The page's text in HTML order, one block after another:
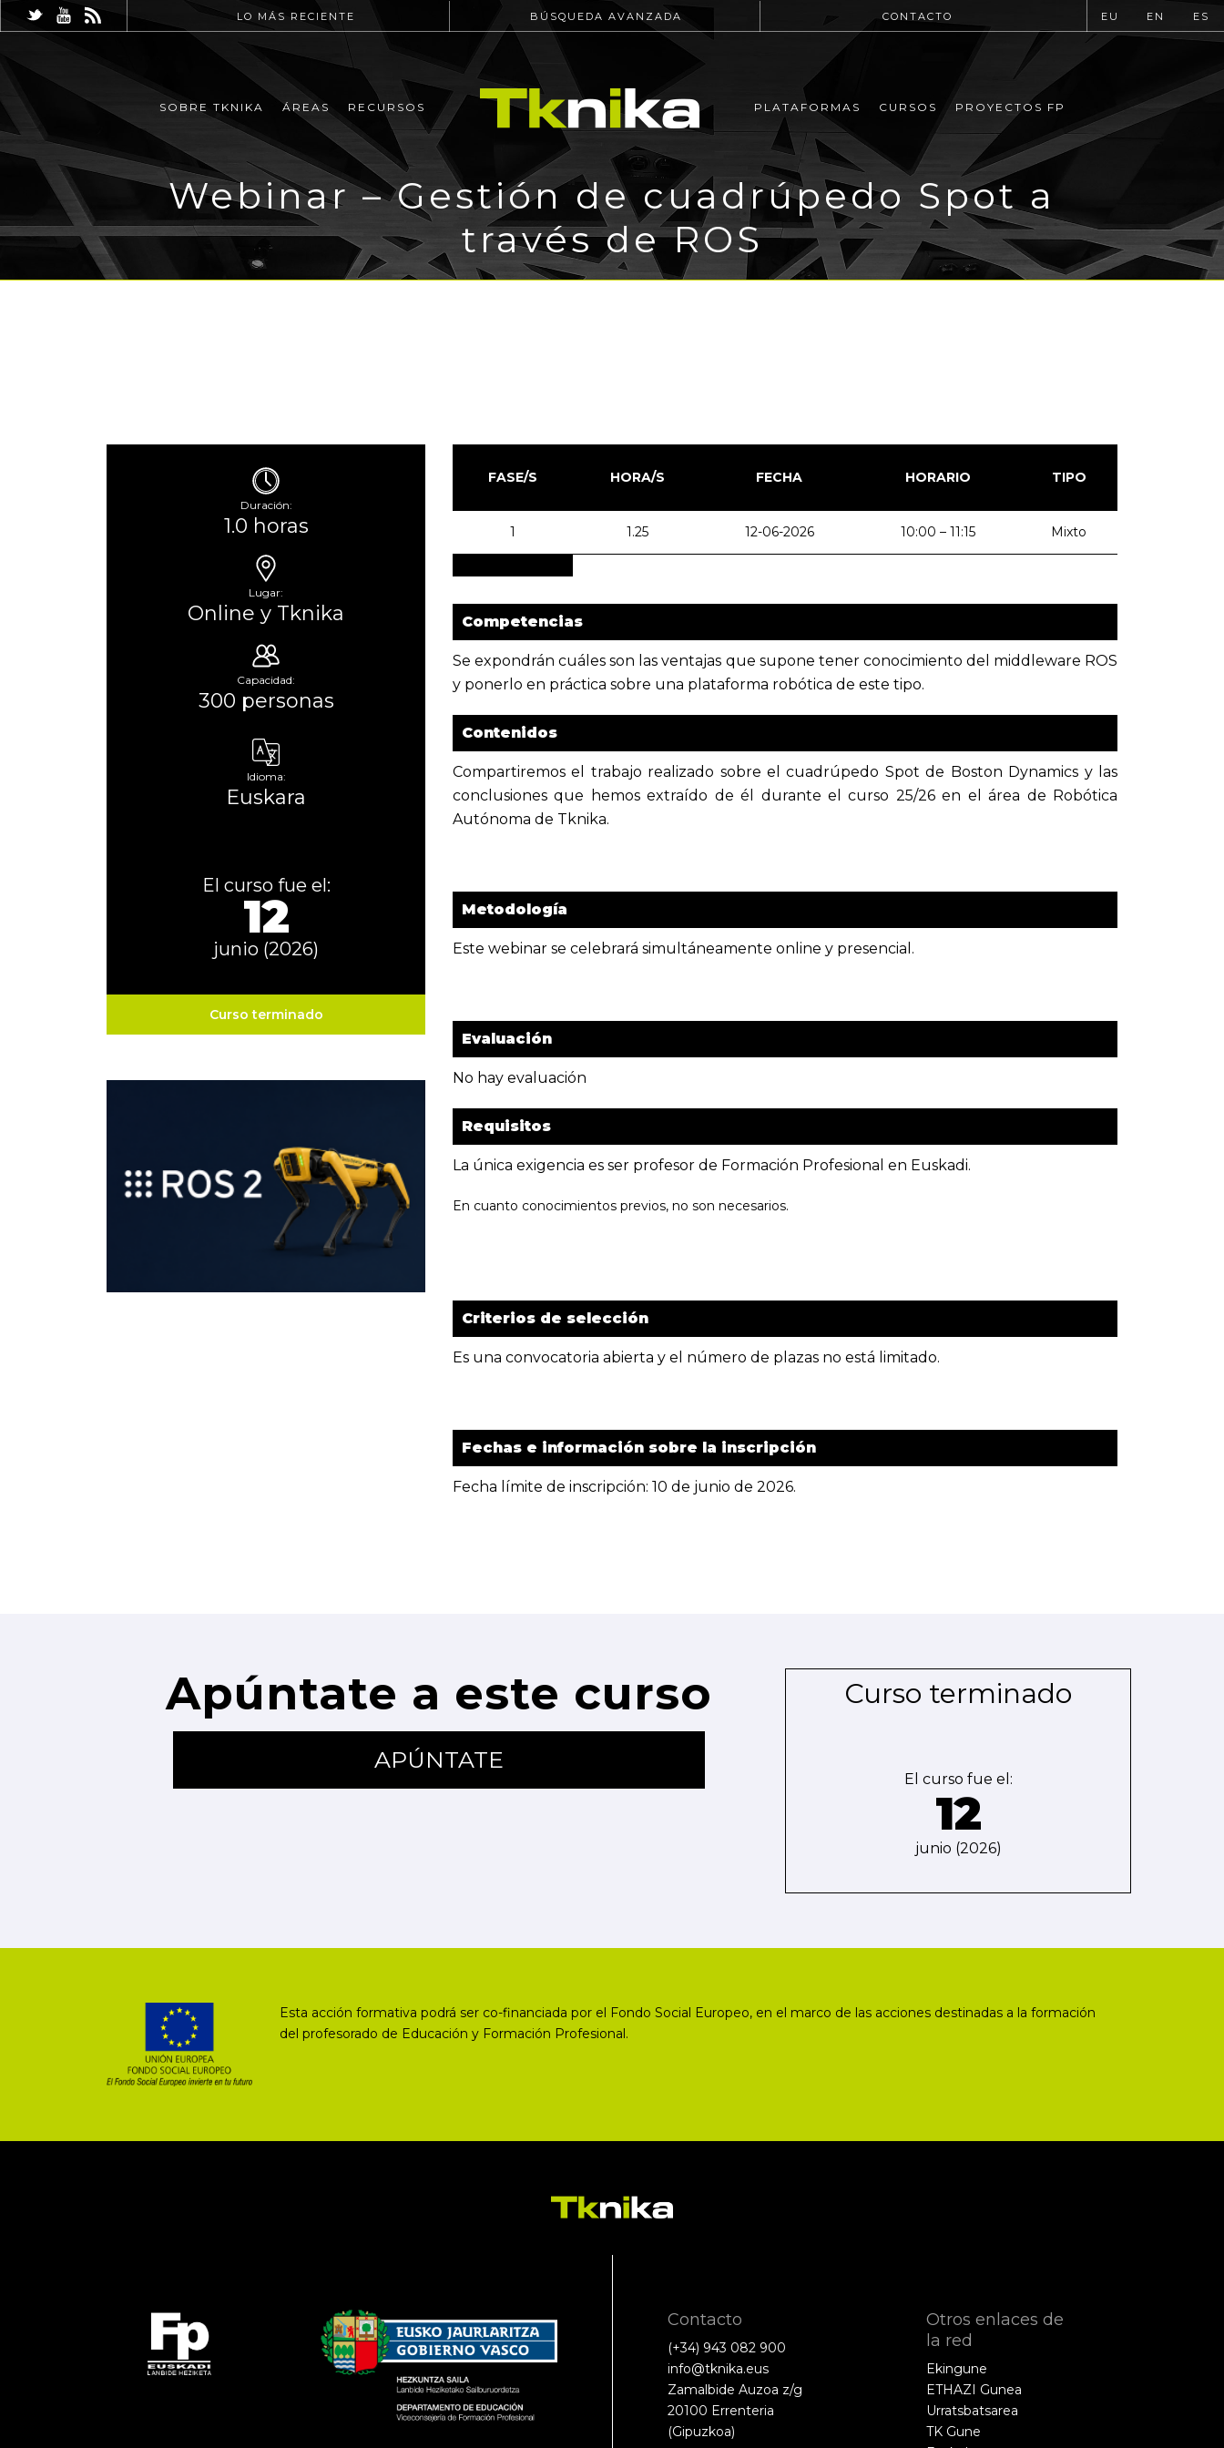
LO MÁS RECIENTE BÚSQUEDA AVANZADA CONTACTO EU EN ES
SOBRE TKNIKA ÁREAS RECURSOS PLATAFORMAS CURSOS PROYECTOS FP
Webinar – Gestión de cuadrúpedo Spot a
través de ROS
Duración:
1.0 horas
Lugar:
Online y Tknika
Capacidad:
300 personas
Idioma:
Euskara
El curso fue el:
12
junio (2026)
Curso terminado
FASE/S HORA/S FECHA HORARIO TIPO
1 1.25 12-06-2026 10:00 – 11:15 Mixto
Competencias
Se expondrán cuáles son las ventajas que supone tener conocimiento del middleware ROS
y ponerlo en práctica sobre una plataforma robótica de este tipo.
Contenidos
Compartiremos el trabajo realizado sobre el cuadrúpedo Spot de Boston Dynamics y las
conclusiones que hemos extraído de él durante el curso 25/26 en el área de Robótica
Autónoma de Tknika.
Metodología
Este webinar se celebrará simultáneamente online y presencial.
Evaluación
No hay evaluación
Requisitos
La única exigencia es ser profesor de Formación Profesional en Euskadi.
En cuanto conocimientos previos, no son necesarios.
Criterios de selección
Es una convocatoria abierta y el número de plazas no está limitado.
Fechas e información sobre la inscripción
Fecha límite de inscripción: 10 de junio de 2026.
Apúntate a este curso
APÚNTATE
Curso terminado
El curso fue el:
12
junio (2026)
Esta acción formativa podrá ser co-financiada por el Fondo Social Europeo, en el marco de las acciones destinadas a la formación
del profesorado de Educación y Formación Profesional.
Contacto
(+34) 943 082 900
info@tknika.eus
Zamalbide Auzoa z/g
20100 Errenteria
(Gipuzkoa)
Otros enlaces de
la red
Ekingune
ETHAZI Gunea
Urratsbatsarea
TK Gune